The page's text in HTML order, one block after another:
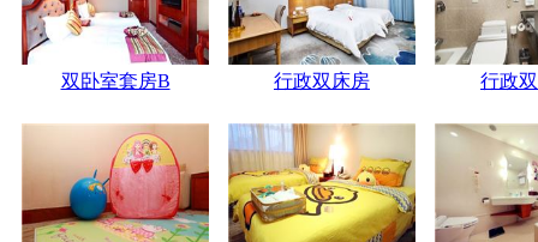
双卧室套房B 行政双床房 行政